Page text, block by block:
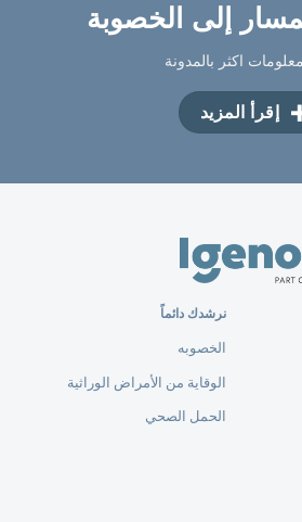
اكثر بالمدونة
إقرأ المزيد
نرشدك دائماً
الخصوبه
الوقاية من الأمراض الوراثية
الحمل الصحي